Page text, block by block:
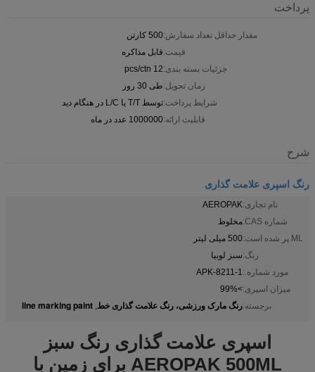
پرداخت
مقدار حداقل تعداد سفارش:500 کارتن
قیمت:قابل مذاکره
جزئیات بسته بندی:12 pcs/ctn
زمان تحویل:طی 30 روز
شرایط پرداخت:توسط T/T یا L/C در هنگام دید
قابلیت ارائه:1000000 عدد در ماه
شرح
رنگ اسپری علامت گذاری
نام تجاری:AEROPAK
شماره CAS:
مخلوط
ML پر شده است:
500 میلی لیتر
رنگ:سبز لوبیا
مورد شماره.:APK-8211-1
میزان اسپری:>99%
برجسته:رنگ مارک ورزشی، رنگ علامت گذاری خط,
line marking paint
اسپری علامت گذاری رنگ سبز
AEROPAK 500ML برای زمین با